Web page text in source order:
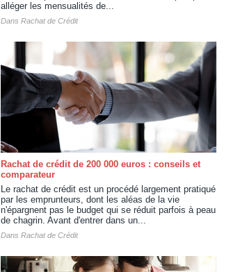
alléger les mensualités de...
Dans Rachat de Crédit
Rachat de crédit de 200 000 euros : conseils et
comparateur
Le rachat de crédit est un procédé largement pratiqué
par les emprunteurs, dont les aléas de la vie
n'épargnent pas le budget qui se réduit parfois à peau
de chagrin. Avant d'entrer dans un...
Dans Rachat de Crédit